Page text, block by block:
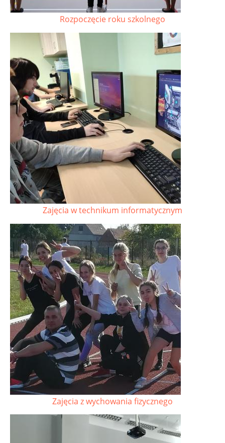
Rozpoczęcie roku szkolnego
Zajęcia w technikum informatycznym
Zajęcia z wychowania fizycznego